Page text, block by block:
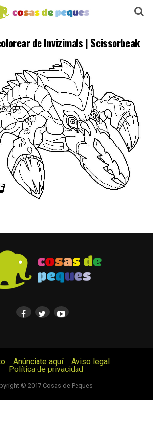
de Invizimals | Scissorbeak
Anúnciate aquí
Aviso legal
Política de privacidad
© 2017 Cosas de Peques